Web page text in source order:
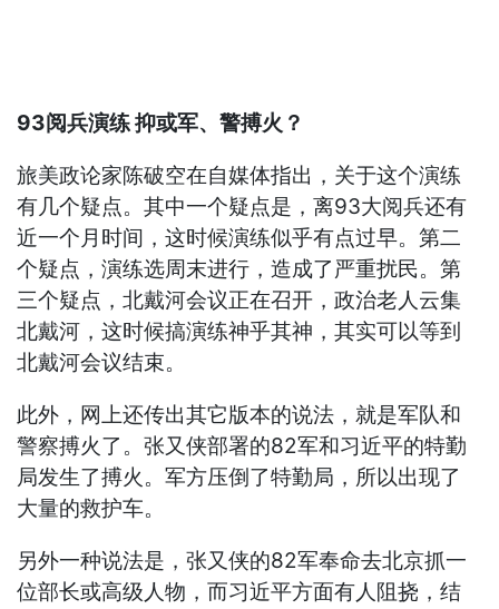
93阅兵演练 抑或军、警搏火？
旅美政论家陈破空在自媒体指出，关于这个演练
有几个疑点。其中一个疑点是，离93大阅兵还有
近一个月时间，这时候演练似乎有点过早。第二
个疑点，演练选周末进行，造成了严重扰民。第
三个疑点，北戴河会议正在召开，政治老人云集
北戴河，这时候搞演练神乎其神，其实可以等到
北戴河会议结束。
此外，网上还传出其它版本的说法，就是军队和
警察搏火了。张又侠部署的82军和习近平的特勤
局发生了搏火。军方压倒了特勤局，所以出现了
大量的救护车。
另外一种说法是，张又侠的82军奉命去北京抓一
位部长或高级人物，而习近平方面有人阻挠，结